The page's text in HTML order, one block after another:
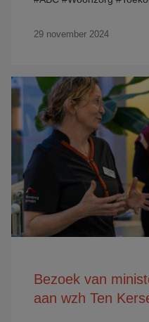
29 november 2024
Bezoek van
aan wzh Ten